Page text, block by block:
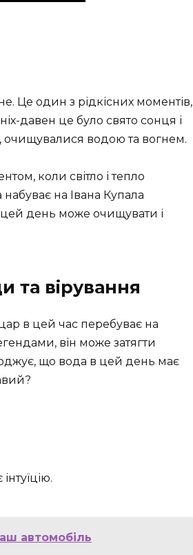
Це один з рідкісних моментів,
давен це було свято сонця і
водою та вогнем.
коли світло і тепло
на Івана Купала
цей день може очищувати і
та вірування
в цей час перебуває на
він може затягти
що вода в цей день має
автомобіль